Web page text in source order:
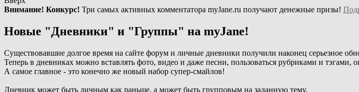
Внимание! Конкурс! Три самых активных комментатора myJane.ru получают денежные призы!
Новые "Дневники" и "Группы" на myJane!
Существовавшие долгое время на сайте форум и личные дневники получили наконец серьезное
Теперь в дневниках можно вставлять фото, видео и даже песни, пользоваться рубриками и тэгами,
А самое главное - это конечно же новый набор супер-смайлов!
Дневник может быть личным как раньше, а может быть групповым на заданную тему.